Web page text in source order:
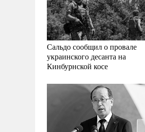
Сальдо сообщил о провале
украинского десанта на
Кинбурнской косе